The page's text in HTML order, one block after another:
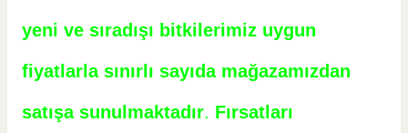
yeni ve sıradışı bitkilerimiz uygun
fiyatlarla sınırlı sayıda mağazamızdan
satışa sunulmaktadır. Fırsatları